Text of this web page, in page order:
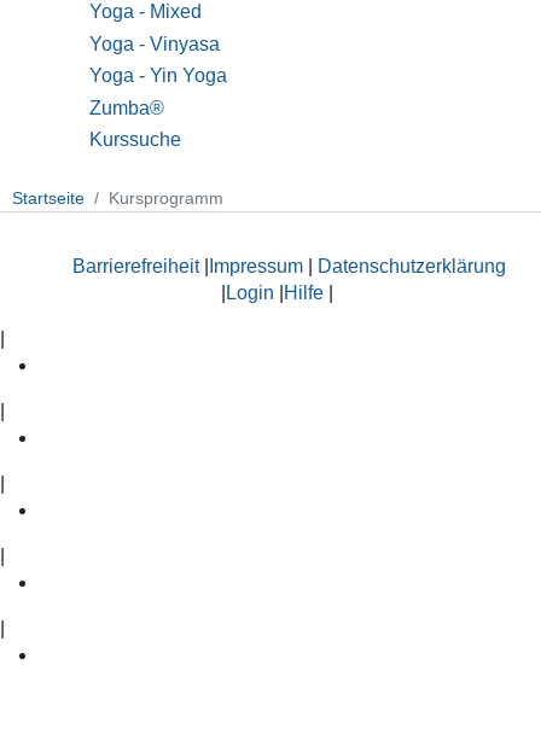
Yoga - Mixed
Yoga - Vinyasa
Yoga - Yin Yoga
Zumba®
Kurssuche
Startseite Kursprogramm
Barrierefreiheit| Impressum
Datenschutzerklärung
Login Hilfe